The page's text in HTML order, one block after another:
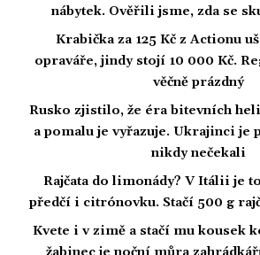
nábytek. Ověřili jsme, zda se
Krabička za 125 Kč z Actionu
opraváře, jindy stojí 10 000 Kč.
věčně prázdný
Rusko zjistilo, že éra bitevních
a pomalu je vyřazuje. Ukrajinci je
nikdy nečekali
Rajčata do limonády? V Itálii je
předčí i citrónovku. Stačí 500 g
Kvete i v zimě a stačí mu kousek